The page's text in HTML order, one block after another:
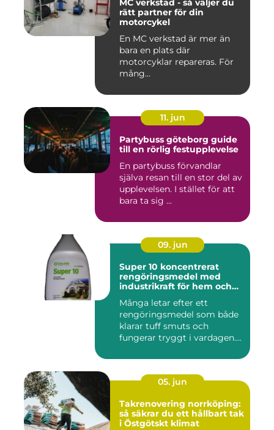
MC verkstad - så väljer du
rätt partner för din
motorcykel
En MC verkstad är mer än
bara en plats där
motorcyklar repareras. För
mång...
11. jun
Partybuss göteborg guide
till en rörlig festupplevelse
En partybuss förvandlar
själva resan till en stor del av
upplevelsen. I stället för att
bara ta sig ...
09. jun
Super 10 koncentrerat
rengöringsmedel med
industrikraft för hem och
Många letar efter ett
rengöringsmedel som både
klarar tuff smuts och
fungerar tryggt i vardagen.
05. jun
Takrenovering norrköping:
så säkrar du ett hållbart tak
i Östgötskt klimat